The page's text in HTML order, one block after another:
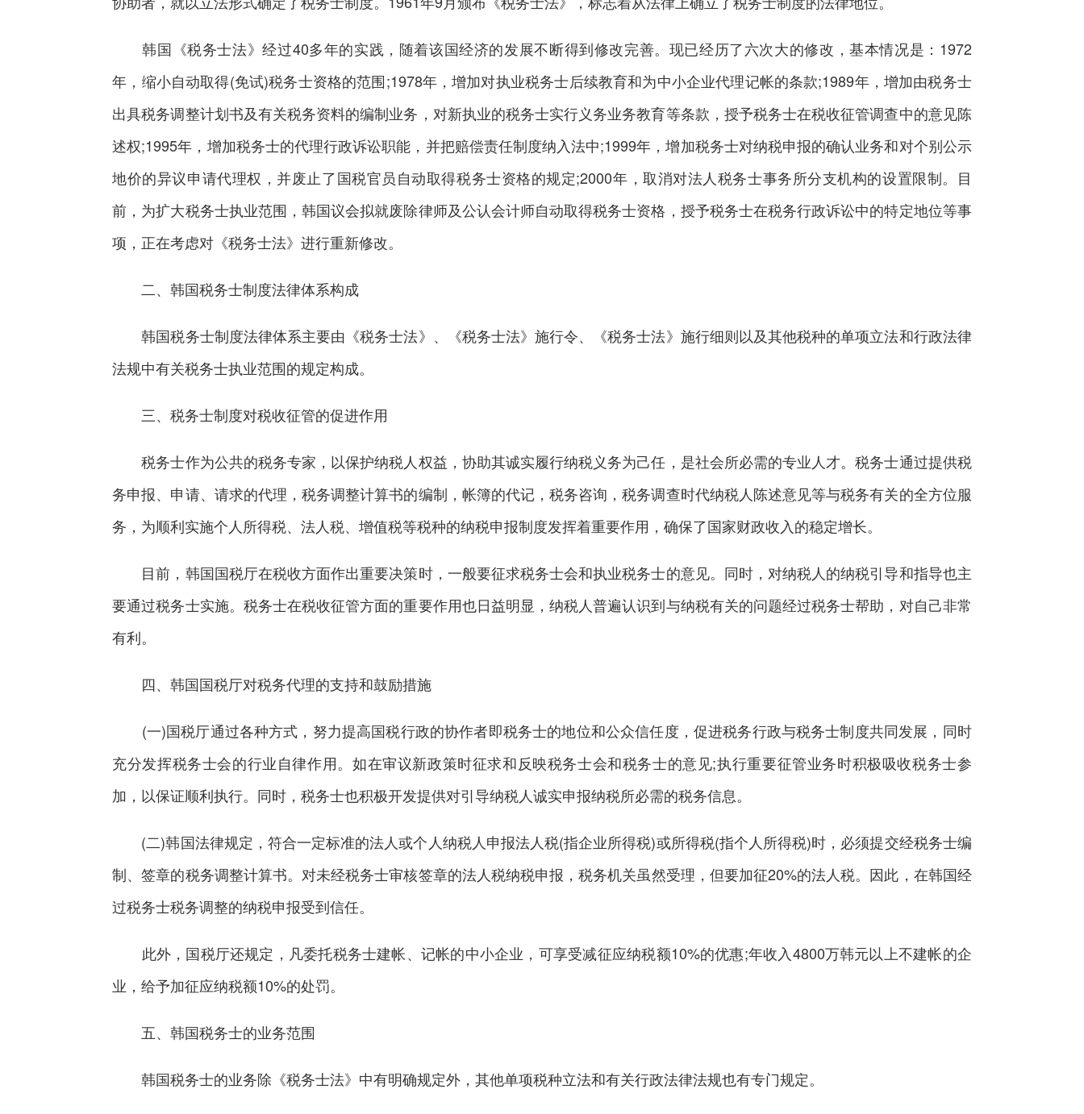
韩国《税务士法》经过40多年的实践，随着该国经济的发展不断得到修改完善。现已经历了六次大的修改，基本情况是：1972
年，缩小自动取得(免试)税务士资格的范围;1978年，增加对执业税务士后续教育和为中小企业代理记帐的条款;1989年，增加由税务士
出具税务调整计划书及有关税务资料的编制业务，对新执业的税务士实行义务业务教育等条款，授予税务士在税收征管调查中的意见陈
述权;1995年，增加税务士的代理行政诉讼职能，并把赔偿责任制度纳入法中;1999年，增加税务士对纳税申报的确认业务和对个别公示
地价的异议申请代理权，并废止了国税官员自动取得税务士资格的规定;2000年，取消对法人税务士事务所分支机构的设置限制。目
前，为扩大税务士执业范围，韩国议会拟就废除律师及公认会计师自动取得税务士资格，授予税务士在税务行政诉讼中的特定地位等事
项，正在考虑对《税务士法》进行重新修改。
二、韩国税务士制度法律体系构成
韩国税务士制度法律体系主要由《税务士法》、《税务士法》施行令、《税务士法》施行细则以及其他税种的单项立法和行政法律
法规中有关税务士执业范围的规定构成。
三、税务士制度对税收征管的促进作用
税务士作为公共的税务专家，以保护纳税人权益，协助其诚实履行纳税义务为己任，是社会所必需的专业人才。税务士通过提供税
务申报、申请、请求的代理，税务调整计算书的编制，帐簿的代记，税务咨询，税务调查时代纳税人陈述意见等与税务有关的全方位服
务，为顺利实施个人所得税、法人税、增值税等税种的纳税申报制度发挥着重要作用，确保了国家财政收入的稳定增长。
目前，韩国国税厅在税收方面作出重要决策时，一般要征求税务士会和执业税务士的意见。同时，对纳税人的纳税引导和指导也主
要通过税务士实施。税务士在税收征管方面的重要作用也日益明显，纳税人普遍认识到与纳税有关的问题经过税务士帮助，对自己非常
有利。
四、韩国国税厅对税务代理的支持和鼓励措施
(一)国税厅通过各种方式，努力提高国税行政的协作者即税务士的地位和公众信任度，促进税务行政与税务士制度共同发展，同时
充分发挥税务士会的行业自律作用。如在审议新政策时征求和反映税务士会和税务士的意见;执行重要征管业务时积极吸收税务士参
加，以保证顺利执行。同时，税务士也积极开发提供对引导纳税人诚实申报纳税所必需的税务信息。
(二)韩国法律规定，符合一定标准的法人或个人纳税人申报法人税(指企业所得税)或所得税(指个人所得税)时，必须提交经税务士编
制、签章的税务调整计算书。对未经税务士审核签章的法人税纳税申报，税务机关虽然受理，但要加征20%的法人税。因此，在韩国经
过税务士税务调整的纳税申报受到信任。
此外，国税厅还规定，凡委托税务士建帐、记帐的中小企业，可享受减征应纳税额10%的优惠;年收入4800万韩元以上不建帐的企
业，给予加征应纳税额10%的处罚。
五、韩国税务士的业务范围
韩国税务士的业务除《税务士法》中有明确规定外，其他单项税种立法和有关行政法律法规也有专门规定。